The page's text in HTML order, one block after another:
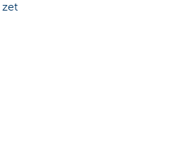
zet